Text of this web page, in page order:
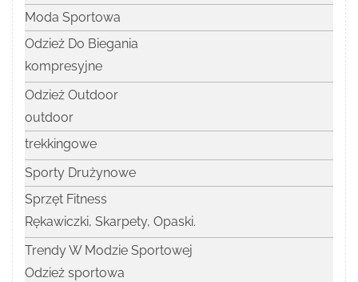
Moda Sportowa
Odzież Do Biegania
kompresyjne
Odzież Outdoor
outdoor
trekkingowe
Sporty Drużynowe
Sprzęt Fitness
Rękawiczki, Skarpety, Opaski.
Trendy W Modzie Sportowej
Odzież sportowa